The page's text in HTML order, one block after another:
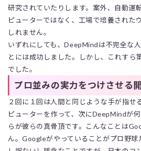
研究されていたりします。案外、自動運
ピューターではなく、工場で培養された
しれません。
いずれにしても、DeepMindは不完全な
とには成功しました。しかし、これすら
でした。
プロ並みの実力をつけさせる
２回に１回は人間と同じような手が指せ
ピューターを作って、次にDeepMindが
らが彼らの真骨頂です。こんなことは
ん。Googleがやっていることがプロ野球